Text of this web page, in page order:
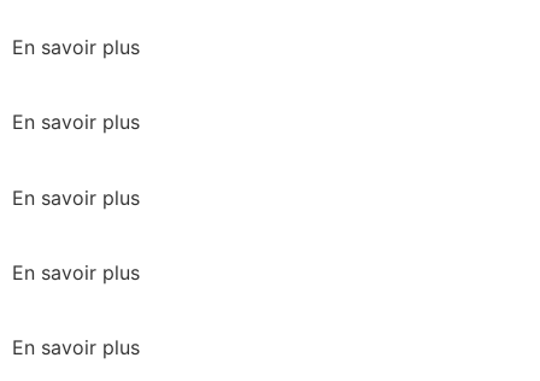
En savoir plus
En savoir plus
En savoir plus
En savoir plus
En savoir plus